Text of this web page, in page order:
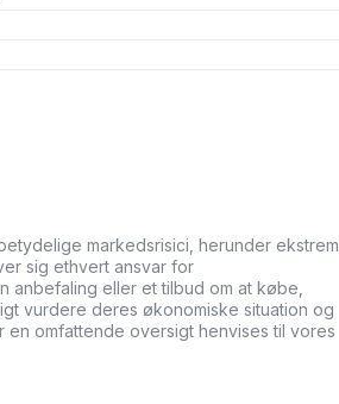
markedsrisici, herunder ekstrem
sig ethvert ansvar for
anbefaling eller et tilbud om at købe,
vurdere deres økonomiske situation og
omfattende oversigt henvises til vores